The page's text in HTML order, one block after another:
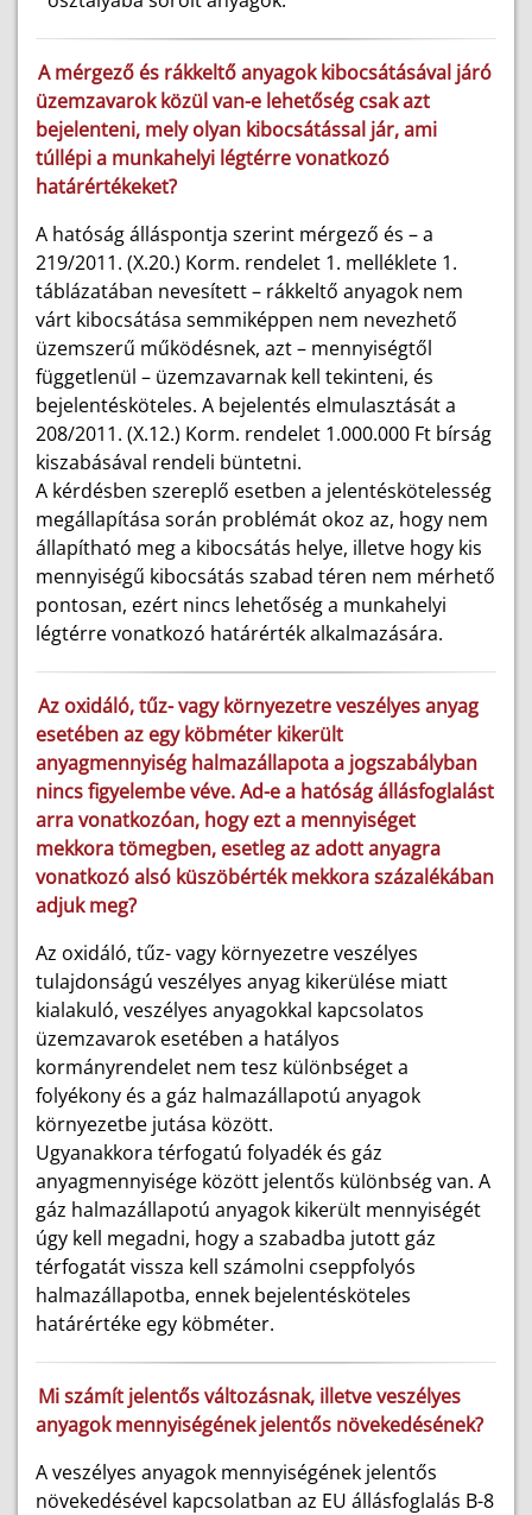
A mérgező és rákkeltő anyagok kibocsátásával járó
üzemzavarok közül van-e lehetőség csak azt
bejelenteni, mely olyan kibocsátással jár, ami
túllépi a munkahelyi légtérre vonatkozó
határértékeket?
A hatóság álláspontja szerint mérgező és – a
219/2011. (X.20.) Korm. rendelet 1. melléklete 1.
táblázatában nevesített – rákkeltő anyagok nem
várt kibocsátása semmiképpen nem nevezhető
üzemszerű működésnek, azt – mennyiségtől
függetlenül – üzemzavarnak kell tekinteni, és
bejelentésköteles. A bejelentés elmulasztását a
208/2011. (X.12.) Korm. rendelet 1.000.000 Ft bírság
kiszabásával rendeli büntetni.
A kérdésben szereplő esetben a jelentéskötelesség
megállapítása során problémát okoz az, hogy nem
állapítható meg a kibocsátás helye, illetve hogy kis
mennyiségű kibocsátás szabad téren nem mérhető
pontosan, ezért nincs lehetőség a munkahelyi
légtérre vonatkozó határérték alkalmazására.
Az oxidáló, tűz- vagy környezetre veszélyes anyag
esetében az egy köbméter kikerült
anyagmennyiség halmazállapota a jogszabályban
nincs figyelembe véve. Ad-e a hatóság állásfoglalást
arra vonatkozóan, hogy ezt a mennyiséget
mekkora tömegben, esetleg az adott anyagra
vonatkozó alsó küszöbérték mekkora százalékában
adjuk meg?
Az oxidáló, tűz- vagy környezetre veszélyes
tulajdonságú veszélyes anyag kikerülése miatt
kialakuló, veszélyes anyagokkal kapcsolatos
üzemzavarok esetében a hatályos
kormányrendelet nem tesz különbséget a
folyékony és a gáz halmazállapotú anyagok
környezetbe jutása között.
Ugyanakkora térfogatú folyadék és gáz
anyagmennyisége között jelentős különbség van. A
gáz halmazállapotú anyagok kikerült mennyiségét
úgy kell megadni, hogy a szabadba jutott gáz
térfogatát vissza kell számolni cseppfolyós
halmazállapotba, ennek bejelentésköteles
határértéke egy köbméter.
Mi számít jelentős változásnak, illetve veszélyes
anyagok mennyiségének jelentős növekedésének?
A veszélyes anyagok mennyiségének jelentős
növekedésével kapcsolatban az EU állásfoglalás B-8